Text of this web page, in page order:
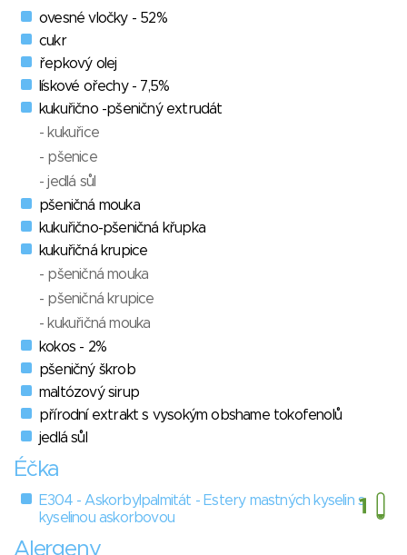
ovesné vločky - 52%
cukr
řepkový olej
lískové ořechy - 7,5%
kukuřično -pšeničný extrudát
- kukuřice
- pšenice
- jedlá sůl
pšeničná mouka
kukuřično-pšeničná křupka
kukuřičná krupice
- pšeničná mouka
- pšeničná krupice
- kukuřičná mouka
kokos - 2%
pšeničný škrob
maltózový sirup
přírodní extrakt s vysokým obshame tokofenolů
jedlá sůl
Éčka
E304 - Askorbylpalmitát - Estery mastných kyselin s
kyselinou askorbovou
Alergeny